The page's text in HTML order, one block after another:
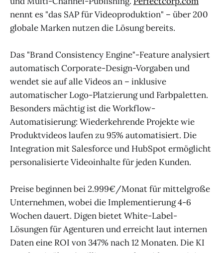
nennt es "das SAP für Videoproduktion" – über 200
globale Marken nutzen die Lösung bereits.
Das "Brand Consistency Engine"-Feature analysiert
automatisch Corporate-Design-Vorgaben und
wendet sie auf alle Videos an – inklusive
automatischer Logo-Platzierung und Farbpaletten.
Besonders mächtig ist die Workflow-
Automatisierung: Wiederkehrende Projekte wie
Produktvideos laufen zu 95% automatisiert. Die
Integration mit Salesforce und HubSpot ermöglicht
personalisierte Videoinhalte für jeden Kunden.
Preise beginnen bei 2.999€/Monat für mittelgroße
Unternehmen, wobei die Implementierung 4-6
Wochen dauert. Digen bietet White-Label-
Lösungen für Agenturen und erreicht laut internen
Daten eine ROI von 347% nach 12 Monaten. Die KI